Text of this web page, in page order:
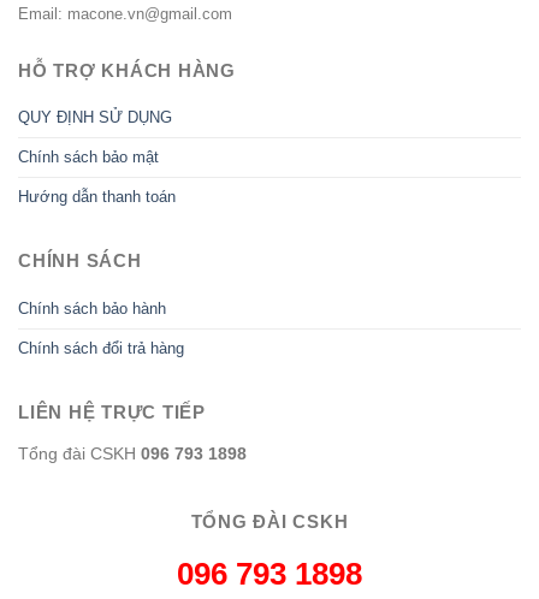
Email: macone.vn@gmail.com
HỖ TRỢ KHÁCH HÀNG
QUY ĐỊNH SỬ DỤNG
Chính sách bảo mật
Hướng dẫn thanh toán
CHÍNH SÁCH
Chính sách bảo hành
Chính sách đổi trả hàng
LIÊN HỆ TRỰC TIẾP
Tổng đài CSKH 096 793 1898
TỔNG ĐÀI CSKH
096 793 1898